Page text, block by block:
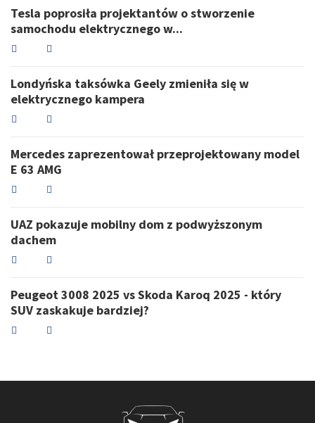
Tesla poprosiła projektantów o stworzenie
samochodu elektrycznego w...
Londyńska taksówka Geely zmieniła się w
elektrycznego kampera
Mercedes zaprezentował przeprojektowany model
E 63 AMG
UAZ pokazuje mobilny dom z podwyższonym
dachem
Peugeot 3008 2025 vs Skoda Karoq 2025 - który
SUV zaskakuje bardziej?